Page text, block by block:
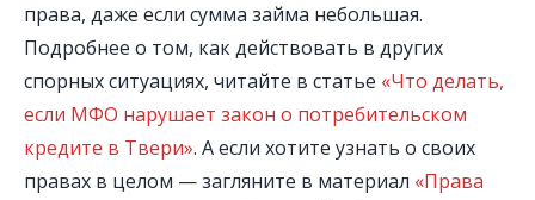
права, даже если сумма займа небольшая.
Подробнее о том, как действовать в других
спорных ситуациях, читайте в статье «Что делать,
если МФО нарушает закон о потребительском
кредите в Твери». А если хотите узнать о своих
правах в целом — загляните в материал «Права